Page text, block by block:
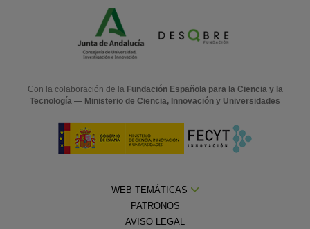
Con la colaboración de la Fundación Española para la Ciencia y la
Tecnología — Ministerio de Ciencia, Innovación y Universidades
WEB TEMÁTICAS
PATRONOS
AVISO LEGAL